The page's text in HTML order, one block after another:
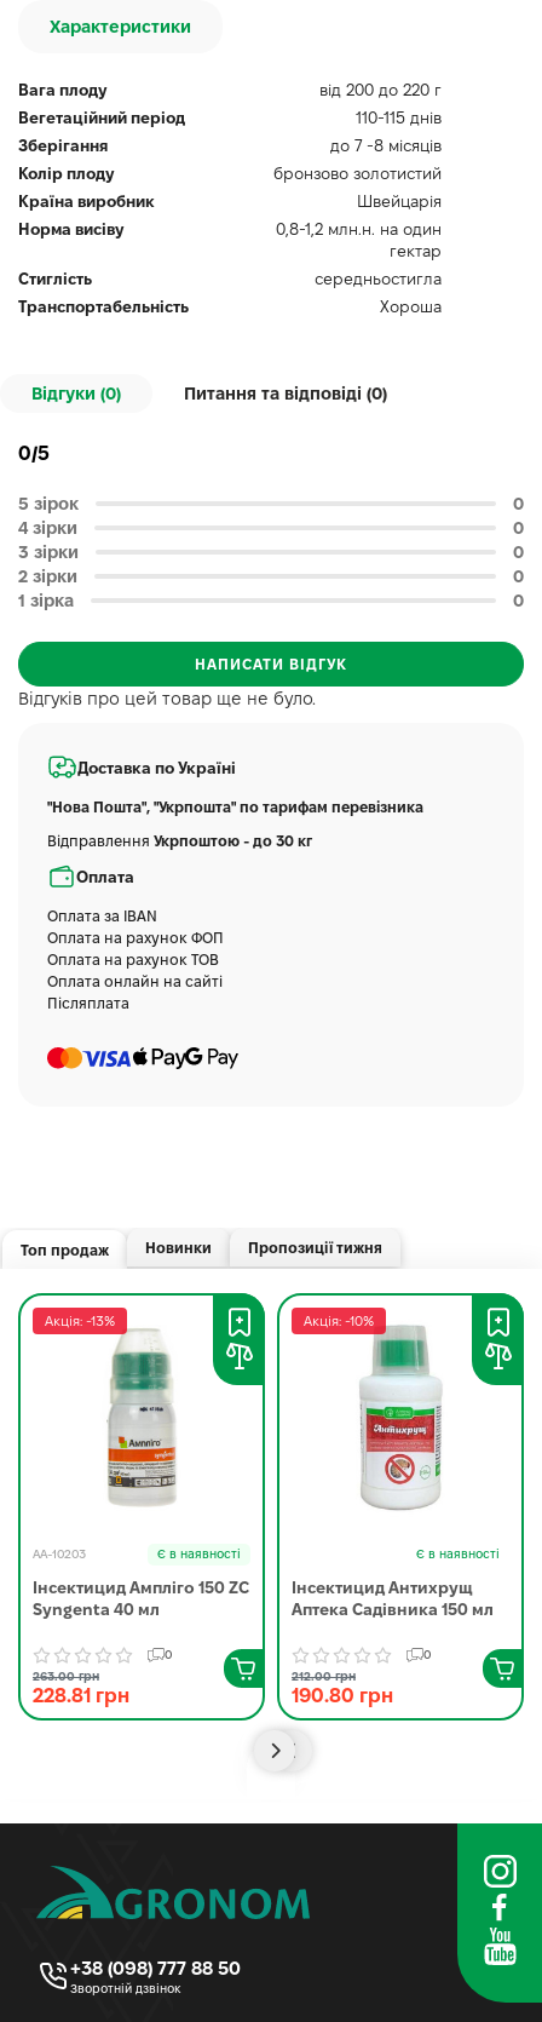
Характеристики
Вага плоду
від 200 до 220 г
Вегетаційний період
110-115 днів
Зберігання
до 7 -8 місяців
Колір плоду
бронзово золотистий
Країна виробник
Швейцарія
Норма висіву
0,8-1,2 млн.н. на один
гектар
Стиглість
середньостигла
Транспортабельність
Хороша
Відгуки (0) Питання та відповіді (0)
Відгуків про цей товар ще не було.
0/5
5 зірок
0
4 зірки
0
3 зірки
0
2 зірки
0
1 зірка
0
НАПИСАТИ ВІДГУК
Доставка по Україні
"Нова Пошта", "Укрпошта" по тарифам перевізника
Відправлення Укрпоштою - до 30 кг
Оплата
Оплата за IBAN
Оплата на рахунок ФОП
Оплата на рахунок ТОВ
Оплата онлайн на сайті
Післяплата
Топ продаж Новинки Пропозиції тижня
Акція: -13%
AA-10203 Є в наявності
Інсектицид Ампліго 150 ZC
Syngenta 40 мл
0
263.00 грн
228.81 грн
Акція: -10%
Є в наявності
Інсектицид Антихрущ
Аптека Садівника 150 мл
0
212.00 грн
190.80 грн
+38 (098) 777 88 50
Зворотній дзвінок